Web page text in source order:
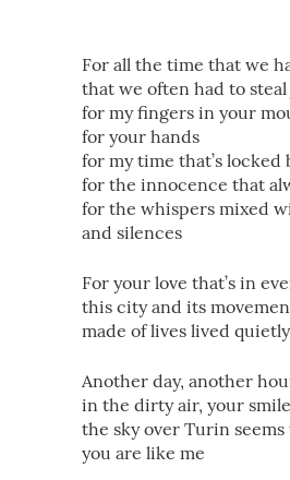
For all the time that we
that we often had to steal
for my fingers in your
for your hands
for my time that’s locked
for the innocence that
for the whispers mixed
and silences
For your love that’s in
this city and its
made of lives lived
Another day, another
in the dirty air, your
the sky over Turin
you are like me